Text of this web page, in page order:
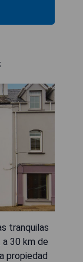
tranquilas
30 km de
propiedad